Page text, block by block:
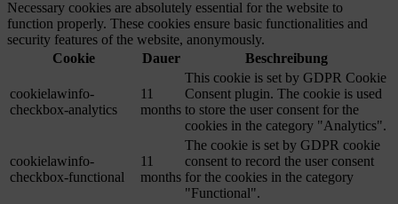
Necessary cookies are absolutely essential for the website to
function properly. These cookies ensure basic functionalities and
security features of the website, anonymously.
Cookie
Dauer Beschreibung
cookielawinfo-
checkbox-analytics
11
months
This cookie is set by GDPR Cookie
Consent plugin. The cookie is used
to store the user consent for the
cookies in the category "Analytics".
cookielawinfo-
checkbox-functional
11
months
The cookie is set by GDPR cookie
consent to record the user consent
for the cookies in the category
"Functional".